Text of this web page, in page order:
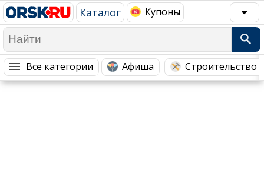
Каталог Купоны
Все категории Афиша Строительство
Популярное →
Строительство и ремонт